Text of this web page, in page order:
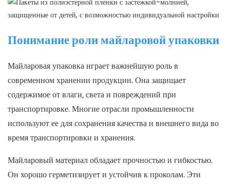
Понимание роли майларовой упаковки
Майларовая упаковка играет важнейшую роль в
современном хранении продукции. Она защищает
содержимое от влаги, света и повреждений при
транспортировке. Многие отрасли промышленности
используют ее для сохранения качества и внешнего вида во
время транспортировки и хранения.
Майларовый материал обладает прочностью и гибкостью.
Он хорошо герметизирует и устойчив к проколам. Эти